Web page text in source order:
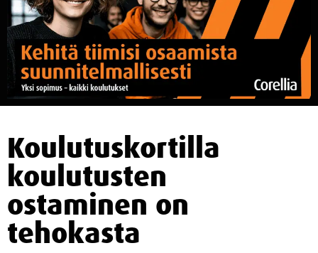
Koulutuskortilla
koulutusten
ostaminen on
tehokasta